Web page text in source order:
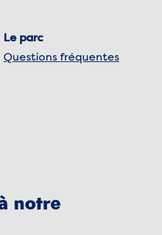
Le parc
Questions fréquentes
notre